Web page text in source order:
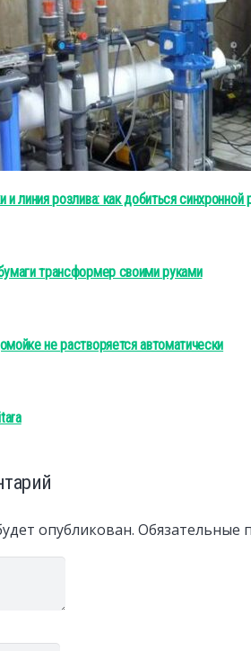
и линия розлива: как добиться
трансформер своими руками
не растворяется автоматически
опубликован. Обязательные